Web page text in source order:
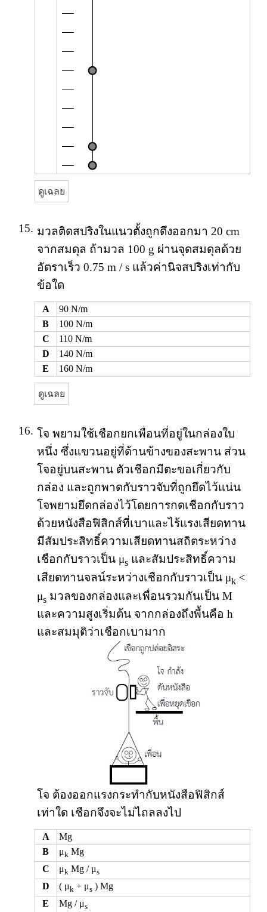
ดูเฉลย
15. มวลติดสปริงในแนวตั้งถูกดึงออกมา 20 cm
จากสมดุล ถ้ามวล 100 g ผ่านจุดสมดุลด้วย
อัตราเร็ว 0.75 m / s แล้วค่านิจสปริงเท่ากับ
ข้อใด
A
90 N/m
B
100 N/m
C
110 N/m
D
140 N/m
E
160 N/m
ดูเฉลย
16. โจ พยามใช้เชือกยกเพื่อนที่อยู่ในกล่องใบ
หนึ่ง ซึ่งแขวนอยู่ที่ด้านข้างของสะพาน ส่วน
โจอยู่บนสะพาน ตัวเชือกมีตะขอเกี่ยวกับ
กล่อง และถูกพาดกับราวจับที่ถูกยึดไว้แน่น
โจพยามยึดกล่องไว้โดยการกดเชือกกับราว
ด้วยหนังสือฟิสิกส์ที่เบาและไร้แรงเสียดทาน
มีสัมประสิทธิ์ความเสียดทานสถิตระหว่าง
เชือกกับราวเป็น μsและสัมประสิทธิ์ความ
เสียดทานจลน์ระหว่างเชือกกับราวเป็น μk<
μsมวลของกล่องและเพื่อนรวมกันเป็น M
และความสูงเริ่มต้น จากกล่องถึงพื้นคือ h
และสมมุติว่าเชือกเบามาก
โจ ต้องออกแรงกระทำกับหนังสือฟิสิกส์
เท่าใด เชือกจึงจะไม่ไถลลงไป
A
Mg
B
μk Mg
C
μk Mg / μs
D ( μk + μs) Mg
E
Mg / μs